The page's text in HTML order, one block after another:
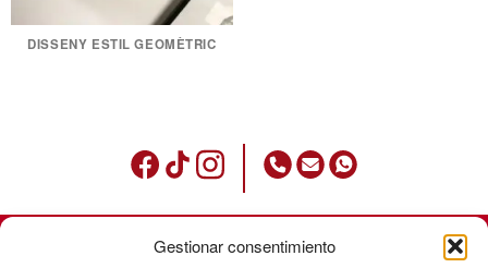
Gestionar consentimiento
DISSENY ESTIL GEOMÈTRIC
Condicions d’ús